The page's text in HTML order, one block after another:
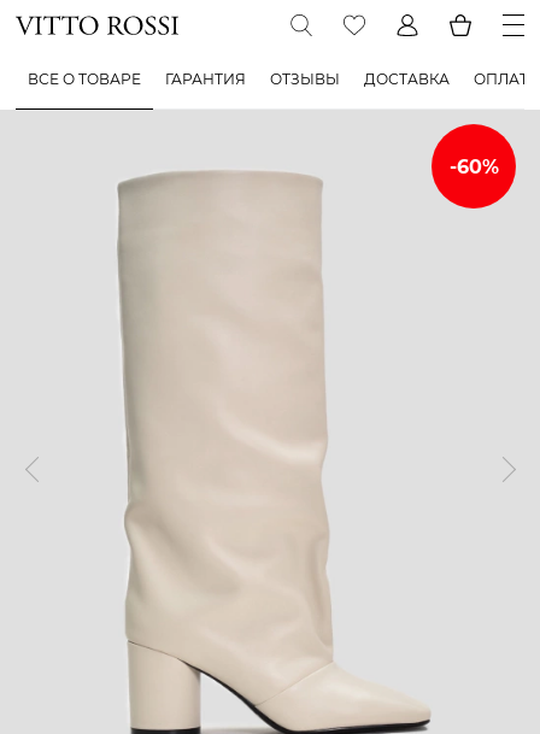
ВСЕ О ТОВАРЕ ГАРАНТИЯ ОТЗЫВЫ ДОСТАВКА ОПЛАТА